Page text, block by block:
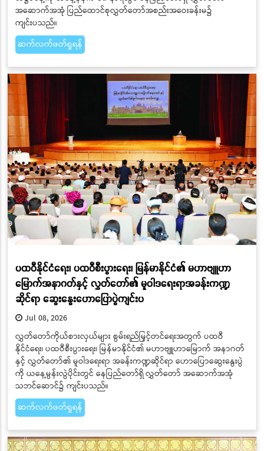
အဆောက်အအုံ ပြည်ထောင်စုလွှတ်တော်အစည်းအဝေးခန်းမ၌
ကျင်းပသည်။
ဆက်လက်ဖတ်ရှုရန်
ပထဝီနိုင်ငံရေး၊ ပထဝီစီးပွားရေး၊ မြန်မာနိုင်ငံ၏ မဟာဗျူဟာ
မြောက်အနာဂတ်နှင့် လွှတ်တော်၏ မူဝါဒရေးရာအခန်းကဏ္ဍ
ဆိုင်ရာ ဆွေးနွေးဟောပြောပွဲကျင်းပ
Jul 08, 2026
လွှတ်တော်ကိုယ်စားလှယ်များ စွမ်းရည်မြှင့်တင်ရေးအတွက် ပထဝီ
နိုင်ငံရေး၊ ပထဝီစီးပွားရေး၊ မြန်မာနိုင်ငံ၏ မဟာဗျူဟာမြောက် အနာဂတ်
နှင့် လွှတ်တော်၏ မူဝါဒရေးရာ အခန်းကဏ္ဍဆိုင်ရာ ဟောပြောဆွေးနွေးပွဲ
ကို ယနေ့မွန်းလွဲပိုင်းတွင် နေပြည်တော်ရှိ လွှတ်တော် အဆောက်အအုံ
သဘင်ဆောင်၌ ကျင်းပသည်။
ဆက်လက်ဖတ်ရှုရန်